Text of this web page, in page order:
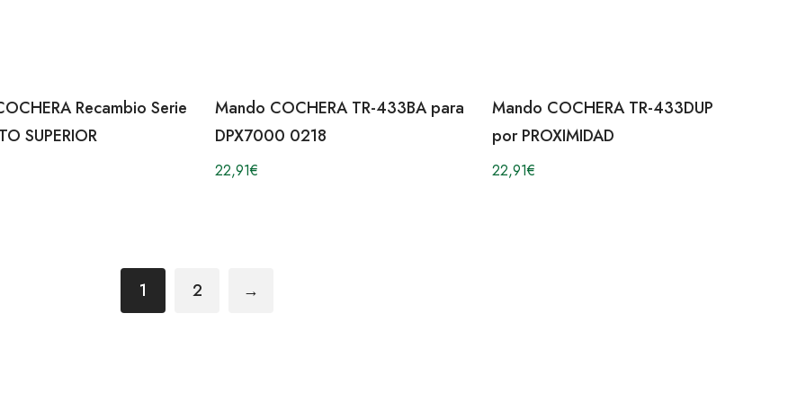
Recambio Serie
SUPERIOR
Mando COCHERA TR-433BA para
DPX7000 0218
22,91€
Mando COCHERA TR-433DUP
por PROXIMIDAD
22,91€
1 2 →